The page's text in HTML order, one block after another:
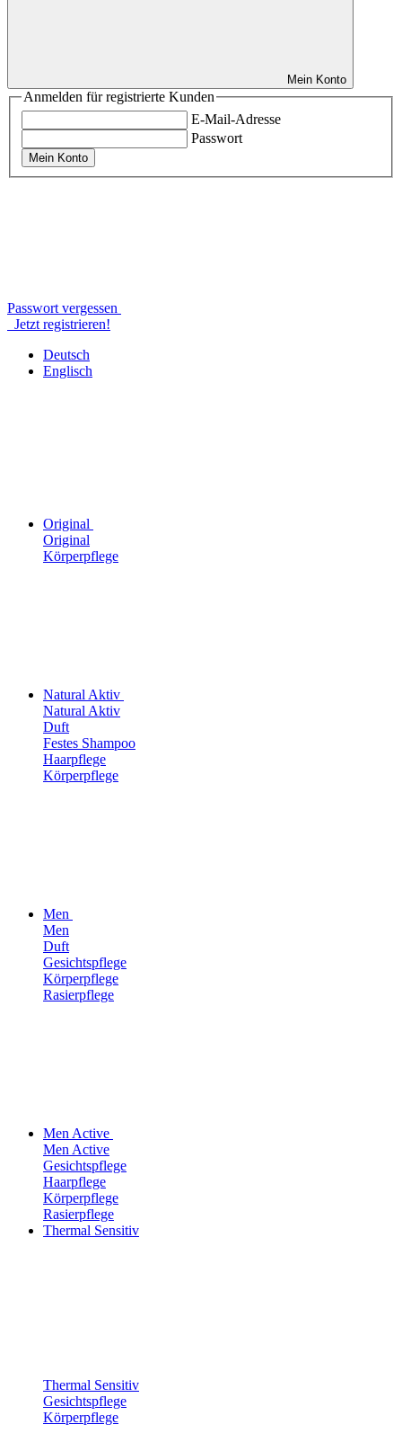
Mein Konto
Anmelden für registrierte Kunden
E-Mail-Adresse
Passwort
Mein Konto
Passwort vergessen
Jetzt registrieren!
Deutsch
Englisch
Original
Original
Körperpflege
Natural Aktiv
Natural Aktiv
Duft
Festes Shampoo
Haarpflege
Körperpflege
Men
Men
Duft
Gesichtspflege
Körperpflege
Rasierpflege
Men Active
Men Active
Gesichtspflege
Haarpflege
Körperpflege
Rasierpflege
Thermal Sensitiv
Thermal Sensitiv
Gesichtspflege
Körperpflege